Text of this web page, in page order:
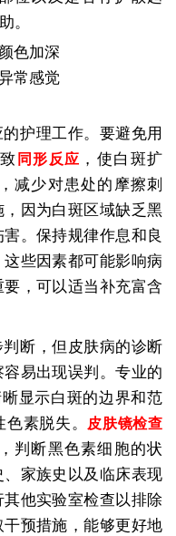
。
色加深
常感觉
护理工作。要避免用
同形反应 ，使白斑扩
减少对患处的摩擦刺
因为白斑区域缺乏黑
。保持规律作息和良
些因素都可能影响病
，可以适当补充富含
断，但皮肤病的诊断
易出现误判。专业的
显示白斑的边界和范
素脱失。
皮肤镜检查
判断黑色素细胞的状
家族史以及临床表现
他实验室检查以排除
预措施，能够更好地